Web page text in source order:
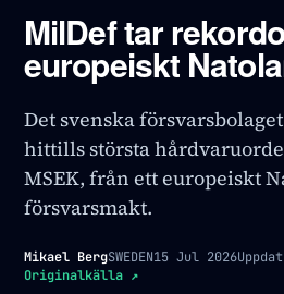
MilDef tar
europeiskt
Det svenska
hittills största
MSEK, från ett europeiskt
försvarsmakt.
Mikael BergSWEDEN15 Jul 2026
Originalkälla ↗